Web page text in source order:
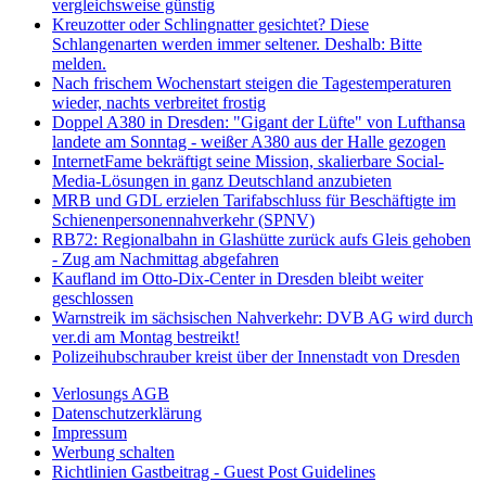
vergleichsweise günstig
Kreuzotter oder Schlingnatter gesichtet? Diese
Schlangenarten werden immer seltener. Deshalb: Bitte
melden.
Nach frischem Wochenstart steigen die Tagestemperaturen
wieder, nachts verbreitet frostig
Doppel A380 in Dresden: "Gigant der Lüfte" von Lufthansa
landete am Sonntag - weißer A380 aus der Halle gezogen
InternetFame bekräftigt seine Mission, skalierbare Social-
Media-Lösungen in ganz Deutschland anzubieten
MRB und GDL erzielen Tarifabschluss für Beschäftigte im
Schienenpersonennahverkehr (SPNV)
RB72: Regionalbahn in Glashütte zurück aufs Gleis gehoben
- Zug am Nachmittag abgefahren
Kaufland im Otto-Dix-Center in Dresden bleibt weiter
geschlossen
Warnstreik im sächsischen Nahverkehr: DVB AG wird durch
ver.di am Montag bestreikt!
Polizeihubschrauber kreist über der Innenstadt von Dresden
Verlosungs AGB
Datenschutzerklärung
Impressum
Werbung schalten
Richtlinien Gastbeitrag - Guest Post Guidelines